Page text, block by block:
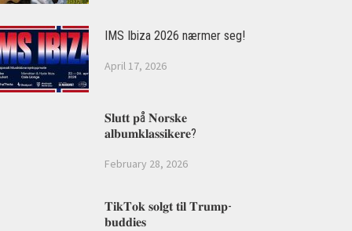
IMS Ibiza 2026 nærmer seg!
April 17, 2026
𝐒𝐥𝐮𝐭𝐭 𝐩å 𝐍𝐨𝐫𝐬𝐤𝐞
𝐚𝐥𝐛𝐮𝐦𝐤𝐥𝐚𝐬𝐬𝐢𝐤𝐞𝐫𝐞?
February 28, 2026
𝐓𝐢𝐤𝐓𝐨𝐤 𝐬𝐨𝐥𝐠𝐭 𝐭𝐢𝐥 𝐓𝐫𝐮𝐦𝐩-
𝐛𝐮𝐝𝐝𝐢𝐞𝐬